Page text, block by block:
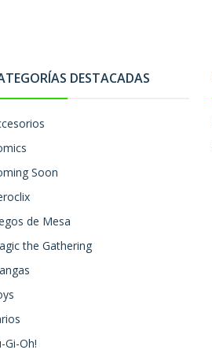
DESTACADAS
Soon
de Mesa
the Gathering
Gi-Oh!